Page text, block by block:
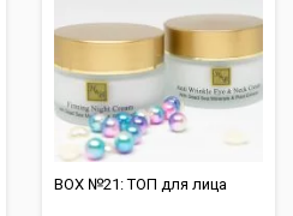
BOX №21: ТОП для лица